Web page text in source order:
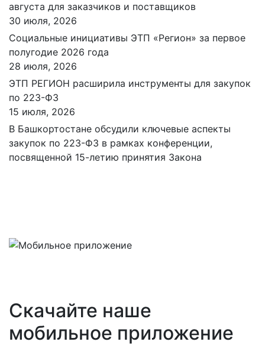
августа для заказчиков и поставщиков
30 июля, 2026
Социальные инициативы ЭТП «Регион» за первое
полугодие 2026 года
28 июля, 2026
ЭТП РЕГИОН расширила инструменты для закупок
по 223-ФЗ
15 июля, 2026
В Башкортостане обсудили ключевые аспекты
закупок по 223-ФЗ в рамках конференции,
посвященной 15-летию принятия Закона
Скачайте наше
мобильное приложение